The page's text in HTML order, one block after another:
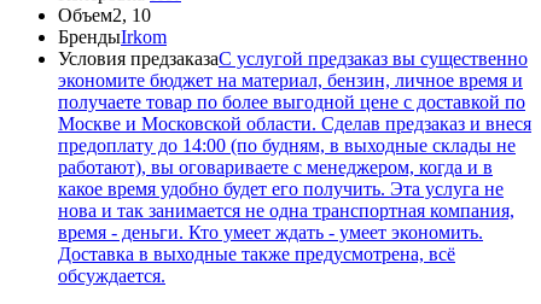
Объем2, 10
БрендыIrkom
Условия предзаказаС услугой предзаказ вы существенно
экономите бюджет на материал, бензин, личное время и
получаете товар по более выгодной цене с доставкой по
Москве и Московской области. Сделав предзаказ и внеся
предоплату до 14:00 (по будням, в выходные склады не
работают), вы оговариваете с менеджером, когда и в
какое время удобно будет его получить. Эта услуга не
нова и так занимается не одна транспортная компания,
время - деньги. Кто умеет ждать - умеет экономить.
Доставка в выходные также предусмотрена, всё
обсуждается.